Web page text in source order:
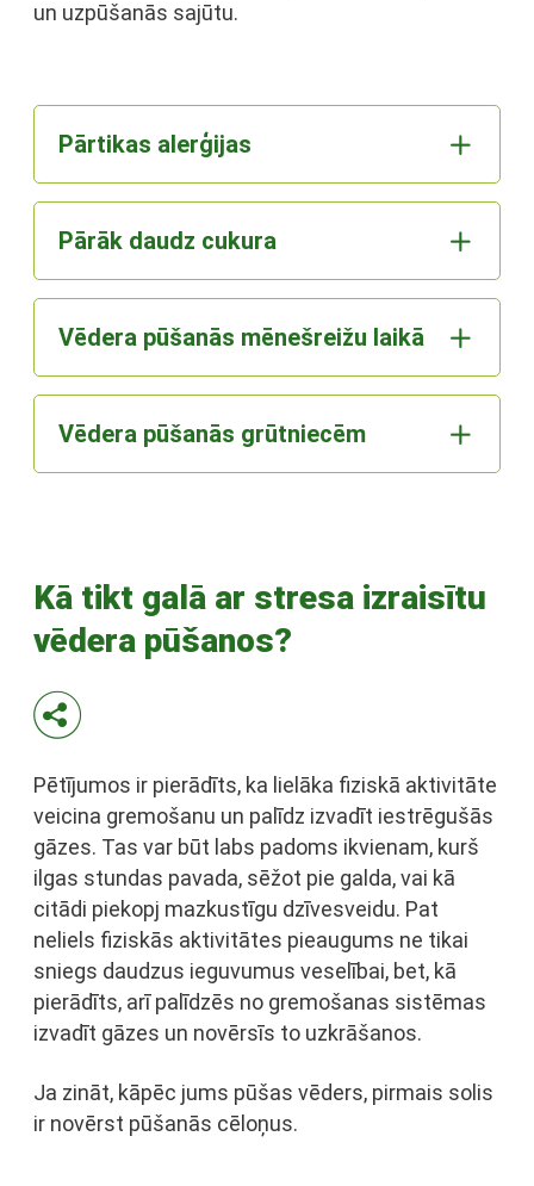
un uzpūšanās sajūtu.
Pārtikas alerģijas
Pārāk daudz cukura
Vēdera pūšanās mēnešreižu laikā
Vēdera pūšanās grūtniecēm
Kā tikt galā ar stresa izraisītu
vēdera pūšanos?
Pētījumos ir pierādīts, ka lielāka fiziskā aktivitāte
veicina gremošanu un palīdz izvadīt iestrēgušās
gāzes. Tas var būt labs padoms ikvienam, kurš
ilgas stundas pavada, sēžot pie galda, vai kā
citādi piekopj mazkustīgu dzīvesveidu. Pat
neliels fiziskās aktivitātes pieaugums ne tikai
sniegs daudzus ieguvumus veselībai, bet, kā
pierādīts, arī palīdzēs no gremošanas sistēmas
izvadīt gāzes un novērsīs to uzkrāšanos.
Ja zināt, kāpēc jums pūšas vēders, pirmais solis
ir novērst pūšanās cēloņus.